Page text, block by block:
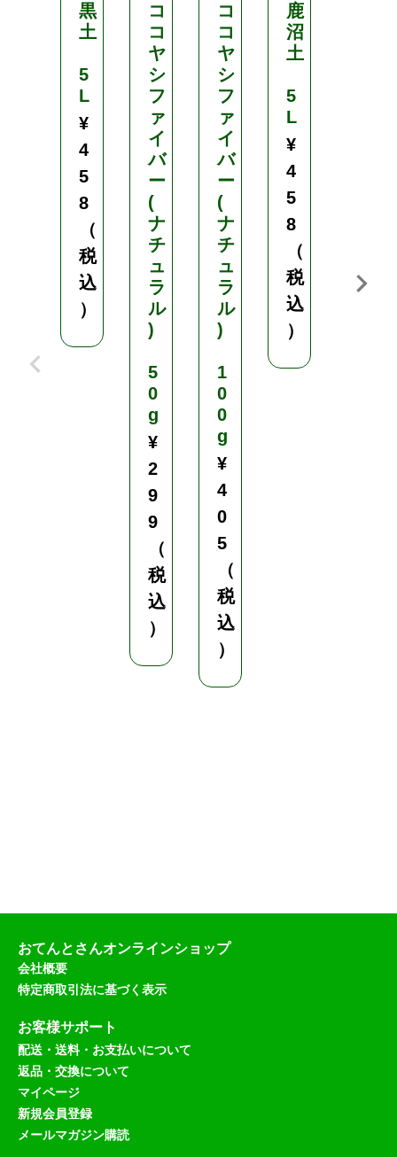
黒
土
5
L
¥
4
5
8
（
税
込
）
コ
コ
ヤ
シ
フ
ァ
イ
バ
ー
(
ナ
チ
ュ
ラ
ル
)
5
0
g
¥
2
9
9
（
税
込
）
コ
コ
ヤ
シ
フ
ァ
イ
バ
ー
(
ナ
チ
ュ
ラ
ル
)
1
0
0
g
¥
4
0
5
（
税
込
）
鹿
沼
土
5
L
¥
4
5
8
（
税
込
）
2
おてんとさんオンラインショップ
会社概要
特定商取引法に基づく表示
お客様サポート
配送・送料・お支払いについて
返品・交換について
マイページ
新規会員登録
メールマガジン購読